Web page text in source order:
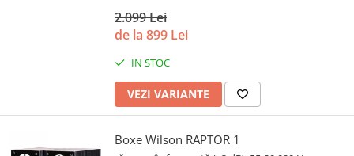
2.099 Lei
de la 899 Lei
IN STOC
VEZI VARIANTE
Boxe Wilson RAPTOR 1